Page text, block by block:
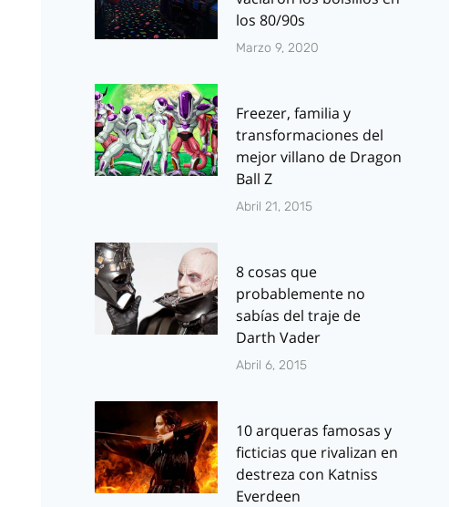
los 80/90s
Marzo 9, 2020
Freezer, familia y
transformaciones del
mejor villano de Dragon
Ball Z
Abril 21, 2015
8 cosas que
probablemente no
sabías del traje de
Darth Vader
Abril 6, 2015
10 arqueras famosas y
ficticias que rivalizan en
destreza con Katniss
Everdeen